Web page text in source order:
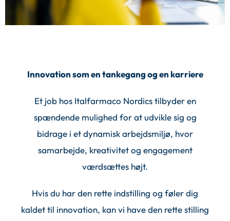
Innovation som en tankegang og en karriere
Et job hos Italfarmaco Nordics tilbyder en
spændende mulighed for at udvikle sig og
bidrage i et dynamisk arbejdsmiljø, hvor
samarbejde, kreativitet og engagement
værdsættes højt.
Hvis du har den rette indstilling og føler dig
kaldet til innovation, kan vi have den rette stilling